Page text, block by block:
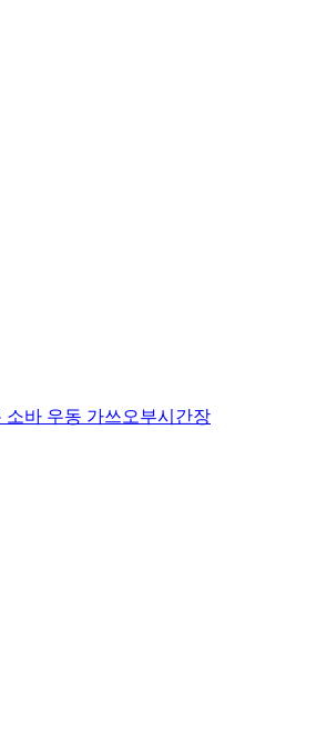
소바 우동 가쓰오부시간장